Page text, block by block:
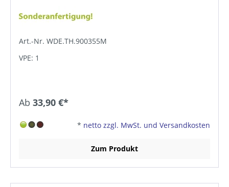
Art.-Nr. WDE.TH.900355M
VPE: 1
Ab 33,90 €*
* netto zzgl. MwSt. und Versandkosten
Zum Produkt